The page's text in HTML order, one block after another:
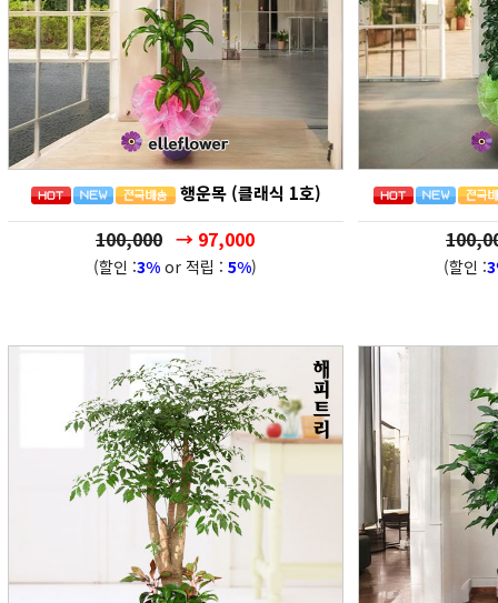
행운목 (클래식 1호)
100,000 → 97,000
(할인 :3% or 적립 : 5%) (할인 :